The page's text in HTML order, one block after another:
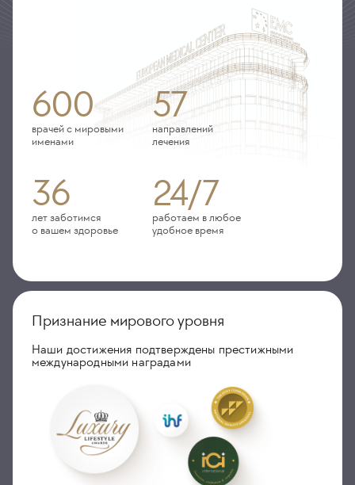
600
врачей с мировыми
именами
57
направлений
лечения
36
лет заботимся
о вашем здоровье
24/7
работаем в любое
удобное время
Признание мирового уровня
Наши достижения подтверждены престижными
международными наградами